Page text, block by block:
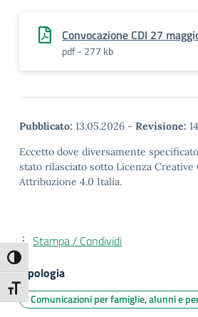
Attiva/disattiva alto contrasto
Attiva/disattiva dimensione testo
Convocazione CDI 27
pdf - 277 kb
Pubblicato: 13.05.2026 - Revisione:
Eccetto dove diversamente
stato rilasciato sotto Licenza Creative
Attribuzione 4.0 Italia.
Stampa / Condividi
Tipologia
Comunicazioni per famiglie, alunni e